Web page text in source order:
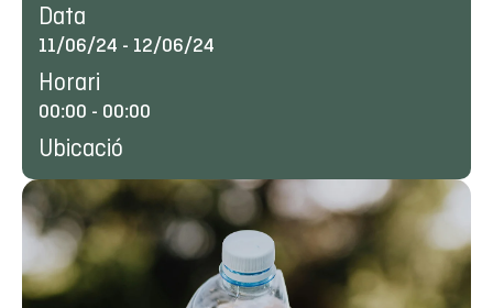
Data
11/06/24 - 12/06/24
Horari
00:00 - 00:00
Ubicació